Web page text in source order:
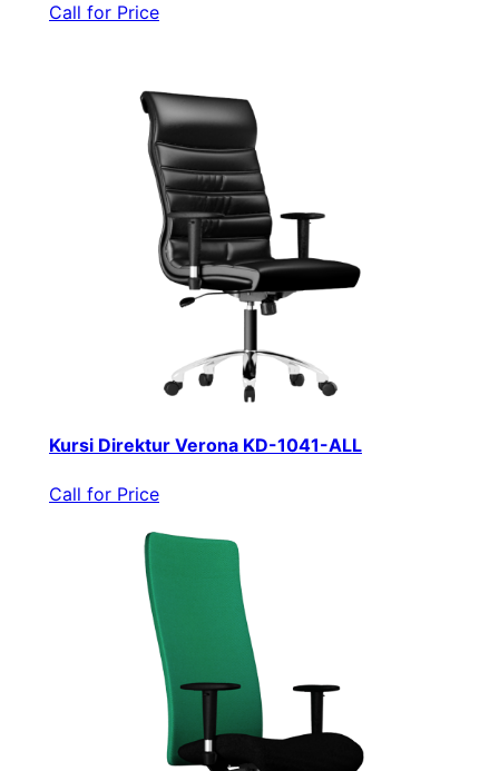
Call for Price
Kursi Direktur Verona KD-1041-ALL
Call for Price